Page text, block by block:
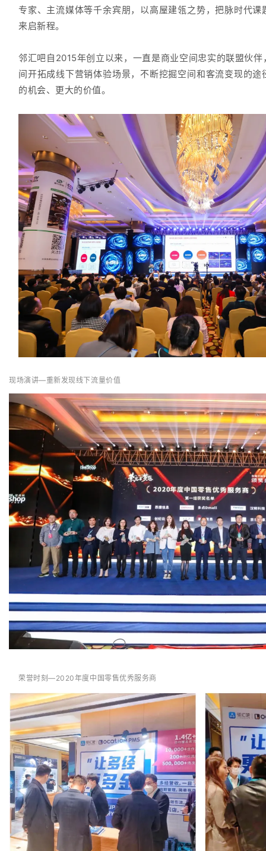
专家、主流媒体等千余宾朋，以高屋建瓴之势，把脉时代
来启新程。
邻汇吧自2015年创立以来，一直是商业空间忠实的联盟伙
间开拓成线下营销体验场景，不断挖掘空间和客流变现的
的机会、更大的价值。
现场演讲—重新发现线下流量价值
荣誉时刻—2020年度中国零售优秀服务商